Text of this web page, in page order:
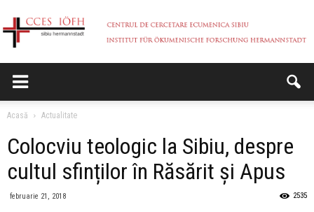
Acasă Actualitate
Colocviu teologic la Sibiu, despre
cultul sfinților în Răsărit și Apus
februarie 21, 2018 2535